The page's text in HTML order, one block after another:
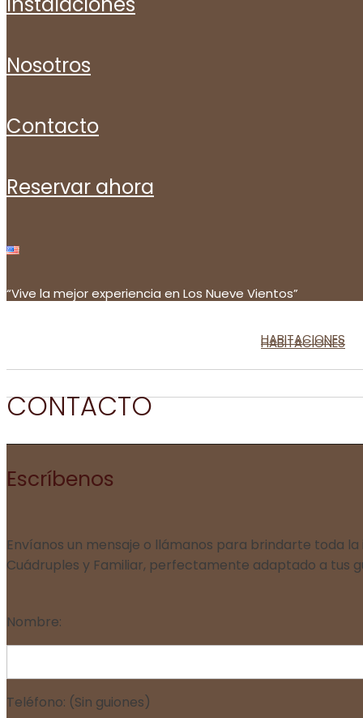
nosotros
contacto
reservar ahora
“Vive la mejor experiencia en Los Nueve Vientos”
HABITACIONES
HABITACIONES
CONTACTO
Escríbenos
Envíanos un mensaje o llámanos para brindarte toda
Cuádruples y Familiar, perfectamente adaptado a tus
Nombre:
Teléfono: (Sin guiones)